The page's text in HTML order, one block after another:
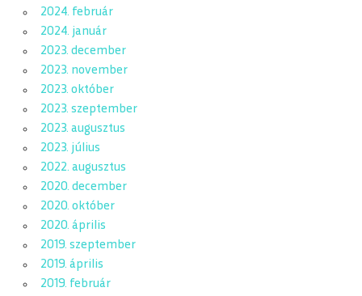
2024. február
2024. január
2023. december
2023. november
2023. október
2023. szeptember
2023. augusztus
2023. július
2022. augusztus
2020. december
2020. október
2020. április
2019. szeptember
2019. április
2019. február